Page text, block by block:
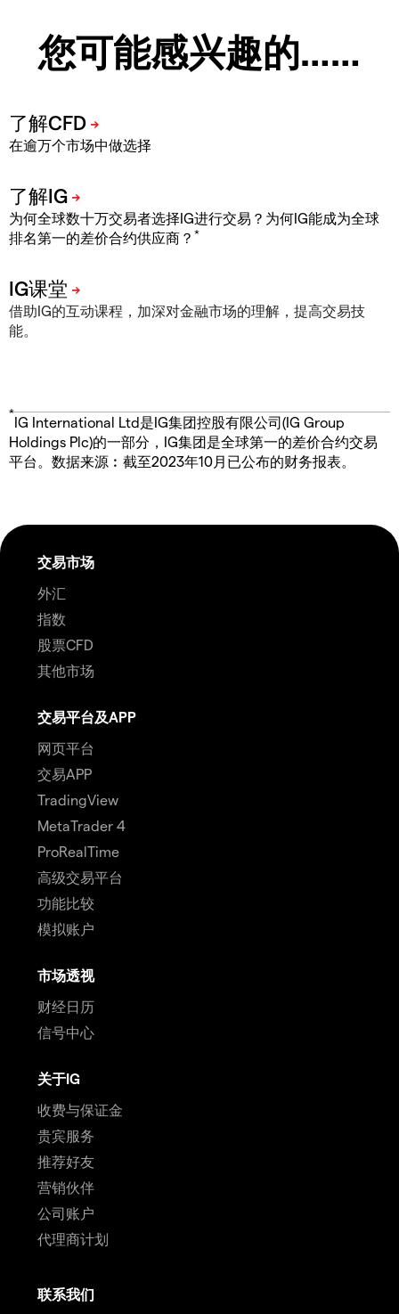
您可能感兴趣的……
在逾万个市场中做选择
为何全球数十万交易者选择IG进行交易？为何IG能成为全球
排名第一的差价合约供应商？ *
借助IG的互动课程，加深对金融市场的理解，提高交易技
能。
*
IG International Ltd是IG集团控股有限公司(IG Group
Holdings Plc)的一部分，IG集团是全球第一的差价合约交易
平台。数据来源︰截至2023年10月已公布的财务报表。
交易市场
外汇
指数
股票CFD
其他市场
交易平台及APP
网页平台
交易APP
TradingView
MetaTrader 4
ProRealTime
高级交易平台
功能比较
模拟账户
市场透视
财经日历
信号中心
关于IG
收费与保证金
贵宾服务
推荐好友
营销伙伴
公司账户
代理商计划
联系我们